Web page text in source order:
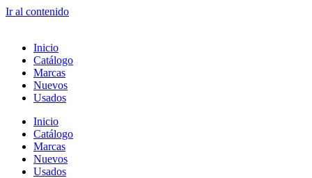
Ir al contenido
Inicio
Catálogo
Marcas
Nuevos
Usados
Inicio
Catálogo
Marcas
Nuevos
Usados